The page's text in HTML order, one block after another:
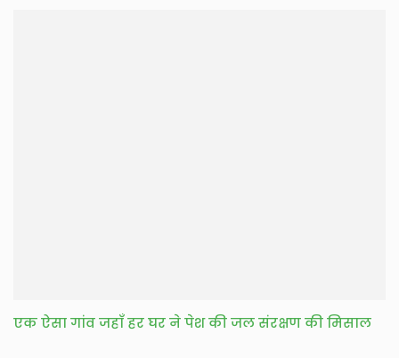
एक ऐसा गांव जहाँ हर घर ने पेश की जल संरक्षण की मिसाल